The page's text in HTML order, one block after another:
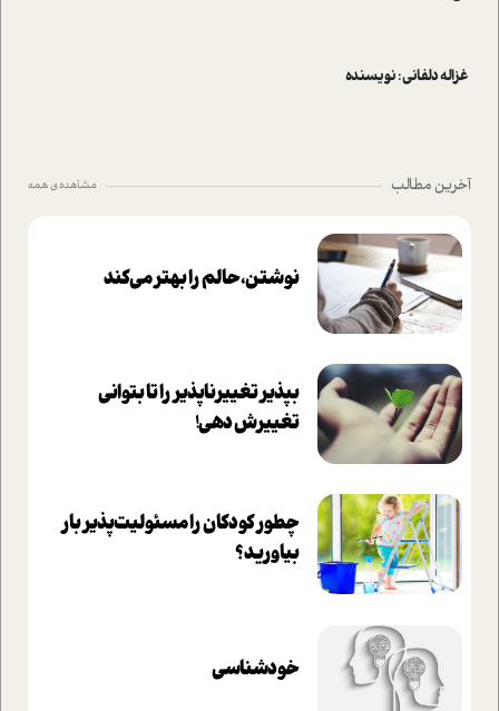
غزاله دلفانی : نویسنده
آخرین مطالب مشاهده ی همه
نوشتن، حالم را بهتر می‌کند
بپذير تغييرناپذير را تا بتواني
تغييرش دهي!‏
چطور کودکان را مسئولیت‌پذیر بار
بیاورید؟
خودشناسی